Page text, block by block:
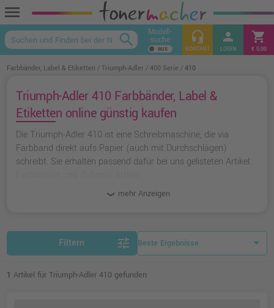
menu
keyboard_arrow_up
search Modell-
suche headset_mic
KONTAKT
person
LOGIN
shopping_cart
€ 0,00
Farbbänder, Label & Etiketten Triumph-Adler 400 Serie 410
Triumph-Adler 410 Farbbänder, Label &
Etiketten online günstig kaufen
Die Triumph-Adler 410 ist eine Schreibmaschine, die via
Farbband direkt aufs Papier (auch mit Durchschlägen)
schreibt. Sie erhalten passend dafür bei uns gelisteten Artikel:
mehr Anzeigen
Filtern tune
1 Artikel für Triumph-Adler 410 gefunden